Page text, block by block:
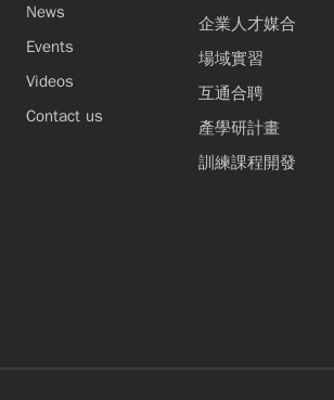
News
Events
Videos
Contact us
企業人才媒合
場域實習
互通合聘
產學研計畫
訓練課程開發